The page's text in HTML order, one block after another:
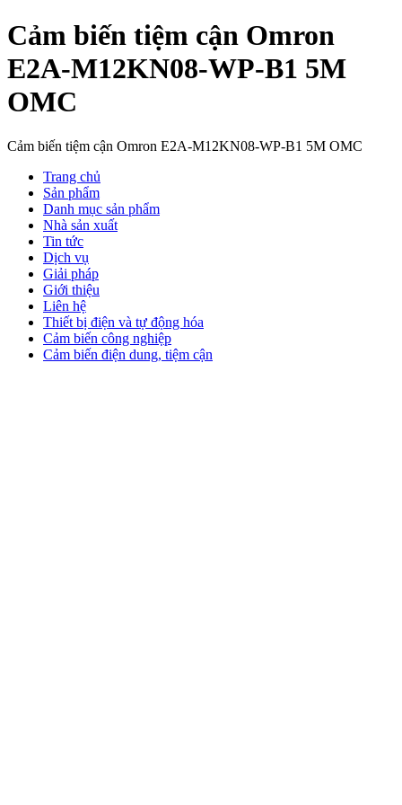
Cảm biến tiệm cận Omron
E2A-M12KN08-WP-B1 5M
OMC
Cảm biến tiệm cận Omron E2A-M12KN08-WP-B1 5M OMC
Trang chủ
Sản phẩm
Danh mục sản phẩm
Nhà sản xuất
Tin tức
Dịch vụ
Giải pháp
Giới thiệu
Liên hệ
Thiết bị điện và tự động hóa
Cảm biến công nghiệp
Cảm biến điện dung, tiệm cận